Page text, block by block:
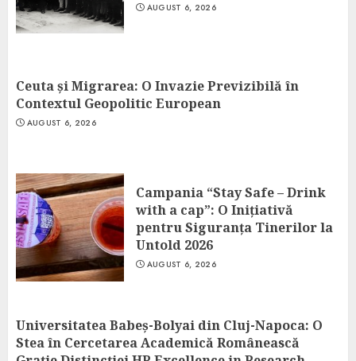
AUGUST 6, 2026
Ceuta și Migrarea: O Invazie Previzibilă în
Contextul Geopolitic European
AUGUST 6, 2026
Campania “Stay Safe – Drink
with a cap”: O Inițiativă
pentru Siguranța Tinerilor la
Untold 2026
AUGUST 6, 2026
Universitatea Babeș-Bolyai din Cluj-Napoca: O
Stea în Cercetarea Academică Românească